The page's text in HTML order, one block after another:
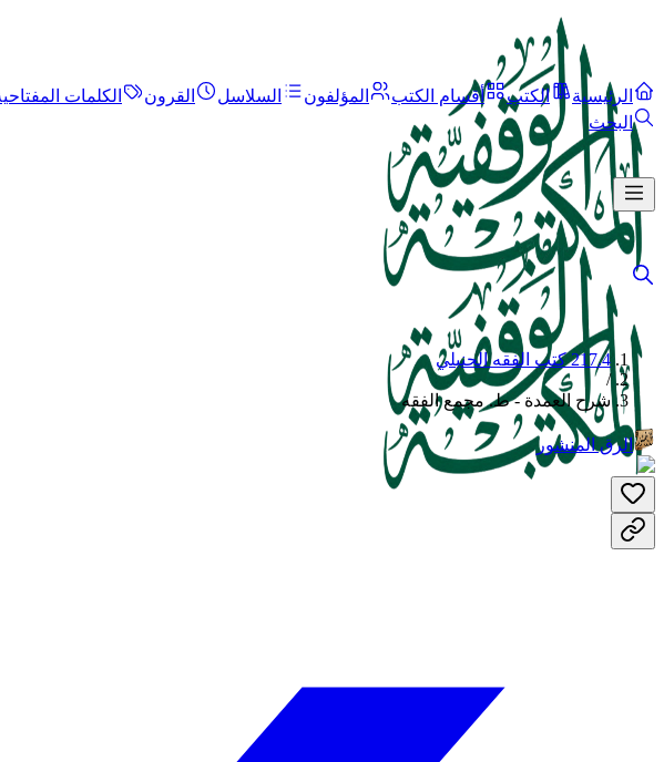
الرئيسية الكتب أقسام الكتب المؤلفون السلاسل القرون الكلمات
البحث
217.4 كتب الفقه الحنبلي
/
شرح العمدة - ط. مجمع الفقه
الرق المنشور